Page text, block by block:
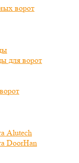
ворот
для ворот
Alutech
DoorHan